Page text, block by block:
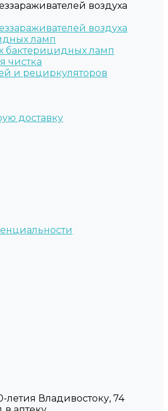
воздуха
воздуха
ламп
бактерицидных ламп
чистка
и рециркуляторов
доставку
летия Владивостоку, 74